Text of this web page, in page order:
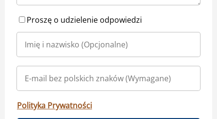
Proszę o udzielenie odpowiedzi
Polityka Prywatności